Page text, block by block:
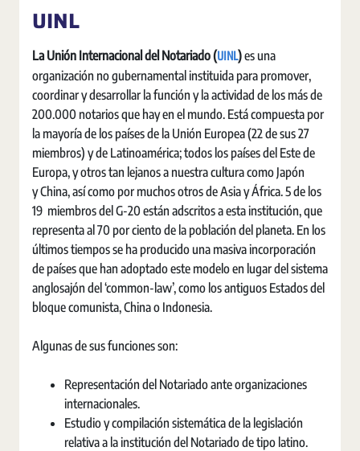
UINL
La Unión Internacional del Notariado (UINL)es una
organización no gubernamental instituida para promover,
coordinar y desarrollar la función y la actividad de los más de
200.000 notarios que hay en el mundo. Está compuesta por
la mayoría de los países de la Unión Europea (22 de sus 27
miembros) y de Latinoamérica; todos los países del Este de
Europa, y otros tan lejanos a nuestra cultura como Japón
y China, así como por muchos otros de Asia y África. 5 de los
19 miembros del G-20 están adscritos a esta institución, que
representa al 70 por ciento de la población del planeta. En los
últimos tiempos se ha producido una masiva incorporación
de países que han adoptado este modelo en lugar del sistema
anglosajón del ‘common-law’, como los antiguos Estados del
bloque comunista, China o Indonesia.
Algunas de sus funciones son:
Representación del Notariado ante organizaciones
internacionales.
Estudio y compilación sistemática de la legislación
relativa a la institución del Notariado de tipo latino.